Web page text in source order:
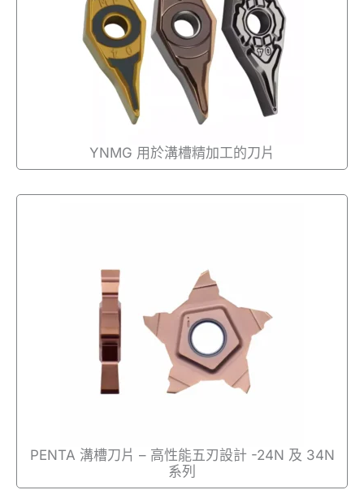
YNMG 用於溝槽精加工的刀片
PENTA 溝槽刀片 – 高性能五刃設計 -24N 及 34N
系列